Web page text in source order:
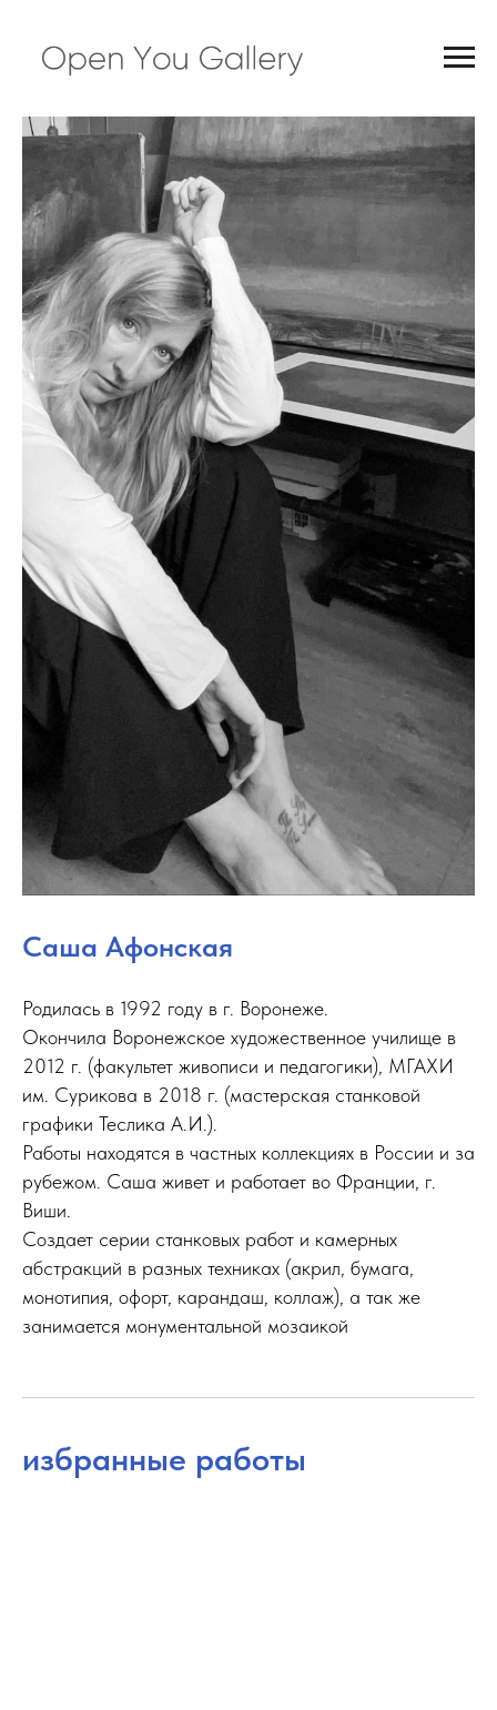
Саша Афонская
Родилась в 1992 году в г. Воронеже.
Окончила Воронежское художественное училище в
2012 г. (факультет живописи и педагогики), МГАХИ
им. Сурикова в 2018 г. (мастерская станковой
графики Теслика А.И.).
Работы находятся в частных коллекциях в России и за
рубежом. Саша живет и работает во Франции, г.
Виши.
Создает серии станковых работ и камерных
абстракций в разных техниках (акрил, бумага,
монотипия, офорт, карандаш, коллаж), а так же
занимается монументальной мозаикой
избранные работы